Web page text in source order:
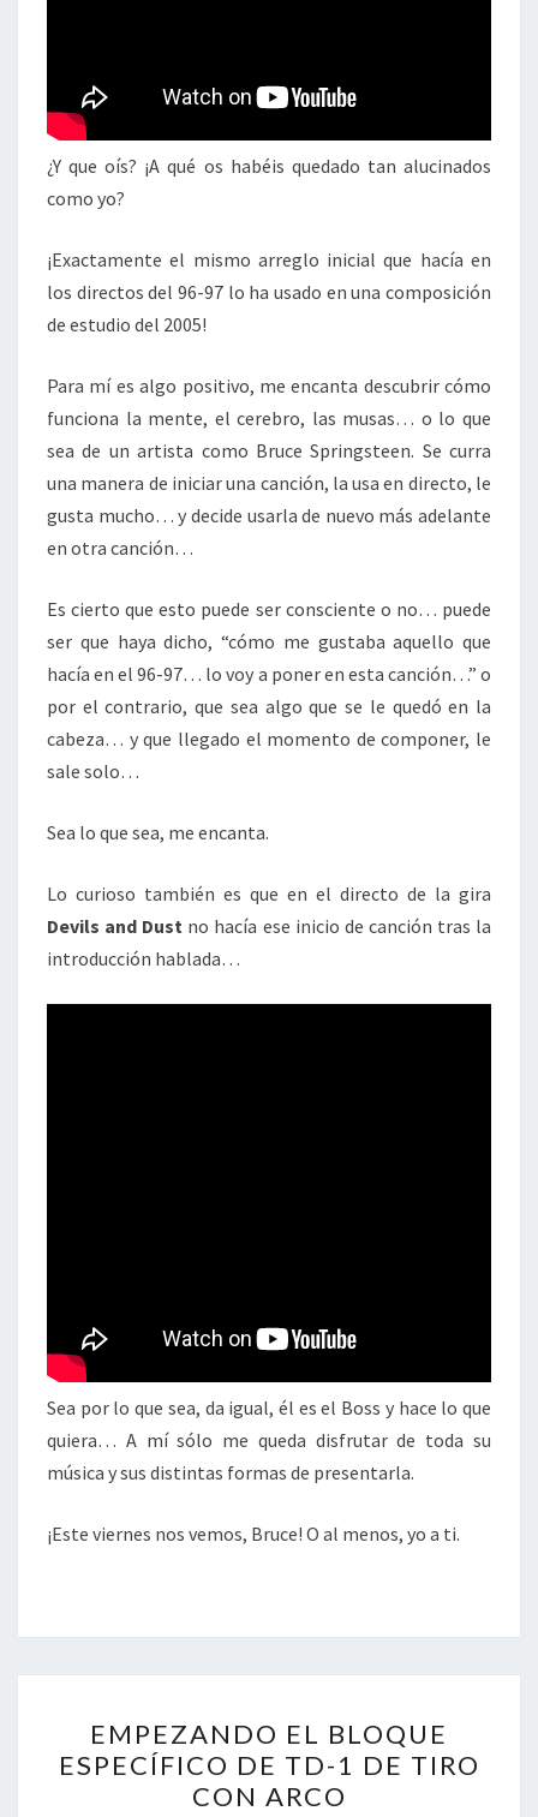
¿Y que oís? ¡A qué os habéis quedado tan alucinados
como yo?
¡Exactamente el mismo arreglo inicial que hacía en
los directos del 96-97 lo ha usado en una composición
de estudio del 2005!
Para mí es algo positivo, me encanta descubrir cómo
funciona la mente, el cerebro, las musas… o lo que
sea de un artista como Bruce Springsteen. Se curra
una manera de iniciar una canción, la usa en directo, le
gusta mucho… y decide usarla de nuevo más adelante
en otra canción…
Es cierto que esto puede ser consciente o no… puede
ser que haya dicho, “cómo me gustaba aquello que
hacía en el 96-97… lo voy a poner en esta canción…” o
por el contrario, que sea algo que se le quedó en la
cabeza… y que llegado el momento de componer, le
sale solo…
Sea lo que sea, me encanta.
Lo curioso también es que en el directo de la gira
Devils and Dust no hacía ese inicio de canción tras la
introducción hablada…
Sea por lo que sea, da igual, él es el Boss y hace lo que
quiera… A mí sólo me queda disfrutar de toda su
música y sus distintas formas de presentarla.
¡Este viernes nos vemos, Bruce! O al menos, yo a ti.
EL
BLOQUE
ESPECÍFICO
EMPEZANDO EL BLOQUE
ESPECÍFICO DE TD-1 DE TIRO
CON ARCO